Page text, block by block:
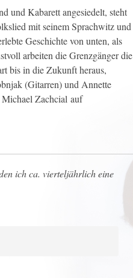
und Kabarett angesiedelt, steht
mit seinem Sprachwitz und
Geschichte von unten, als
arbeiten die Grenzgänger die
bis in die Zukunft heraus,
(Gitarren) und Annette
Zachcial auf
ich ca. vierteljährlich eine